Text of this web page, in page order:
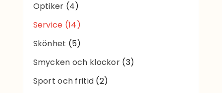
Optiker (4)
Service (14)
Skönhet (5)
Smycken och klockor(3)
Sport och fritid (2)